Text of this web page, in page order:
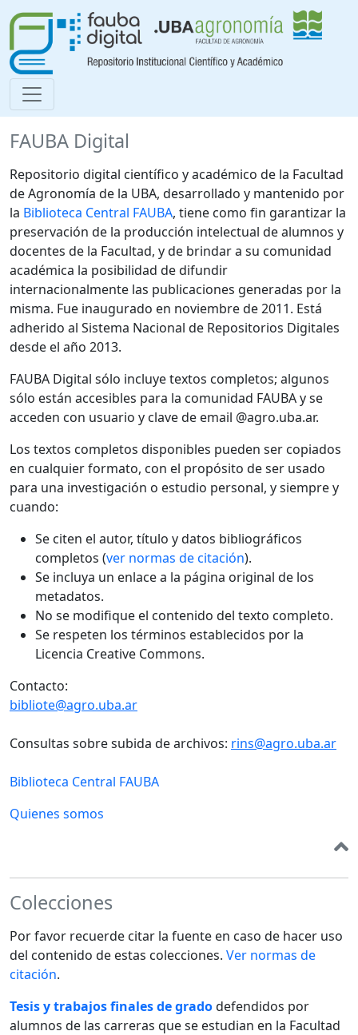
FAUBA Digital
Repositorio digital científico y académico de la Facultad
de Agronomía de la UBA, desarrollado y mantenido por
la Biblioteca Central FAUBA, tiene como fin garantizar la
preservación de la producción intelectual de alumnos y
docentes de la Facultad, y de brindar a su comunidad
académica la posibilidad de difundir
internacionalmente las publicaciones generadas por la
misma. Fue inaugurado en noviembre de 2011. Está
adherido al Sistema Nacional de Repositorios Digitales
desde el año 2013.
FAUBA Digital sólo incluye textos completos; algunos
sólo están accesibles para la comunidad FAUBA y se
acceden con usuario y clave de email @agro.uba.ar.
Los textos completos disponibles pueden ser copiados
en cualquier formato, con el propósito de ser usado
para una investigación o estudio personal, y siempre y
cuando:
Se citen el autor, título y datos bibliográficos
completos (ver normas de citación).
Se incluya un enlace a la página original de los
metadatos.
No se modifique el contenido del texto completo.
Se respeten los términos establecidos por la
Licencia Creative Commons.
Contacto:
bibliote@agro.uba.ar
Consultas sobre subida de archivos: rins@agro.uba.ar
Biblioteca Central FAUBA
Quienes somos
Colecciones
Por favor recuerde citar la fuente en caso de hacer uso
del contenido de estas colecciones. Ver normas de
citación.
Tesis y trabajos finales de gradodefendidos por
alumnos de las carreras que se estudian en la Facultad